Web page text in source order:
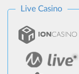
Live Casino